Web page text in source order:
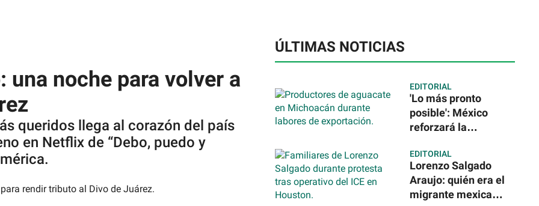
una noche para volver a
queridos llega al corazón del país
en Netflix de “Debo, puedo y
ÚLTIMAS NOTICIAS
EDITORIAL
'Lo más pronto
posible': México
reforzará la
reanudar
exportación de
aguacate
EDITORIAL
Lorenzo Salgado
Araujo: quién era el
migrante mexicano